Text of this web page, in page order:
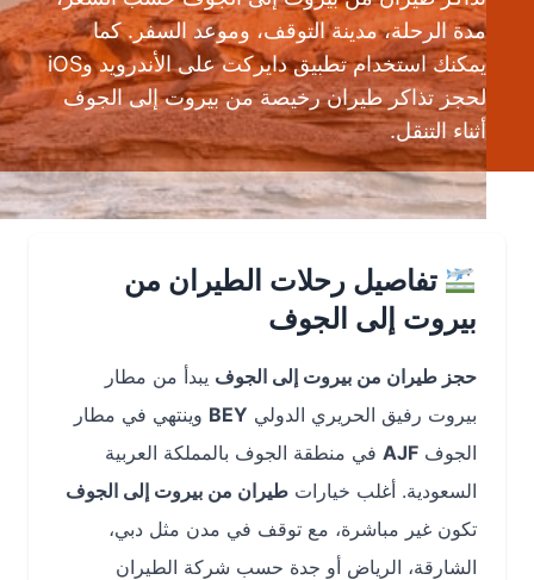
مدة الرحلة، مدينة التوقف، وموعد السفر. كما
يمكنك استخدام تطبيق دايركت على الأندرويد وiOS
لحجز تذاكر طيران رخيصة من بيروت إلى الجوف
أثناء التنقل.
تفاصيل رحلات الطيران من
بيروت إلى الجوف
حجز طيران من بيروت إلى الجوفيبدأ من مطار
بيروت رفيق الحريري الدوليBEYوينتهي في مطار
الجوفAJFفي منطقة الجوف بالمملكة العربية
السعودية. أغلب خياراتطيران من بيروت إلى الجوف
تكون غير مباشرة، مع توقف في مدن مثل دبي،
الشارقة، الرياض أو جدة حسب شركة الطيران